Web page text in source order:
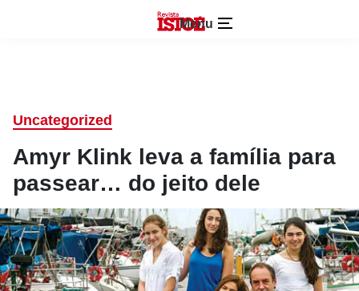
Menu
Uncategorized
Amyr Klink leva a família para
passear… do jeito dele